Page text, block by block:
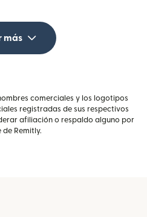
más
comerciales y los logotipos
registradas de sus respectivos
afiliación o respaldo alguno por
de Remitly.